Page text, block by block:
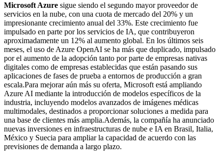
Microsoft Azure sigue siendo el segundo mayor proveedor de
servicios en la nube, con una cuota de mercado del 20% y un
impresionante crecimiento anual del 33%. Este crecimiento fue
impulsado en parte por los servicios de IA, que contribuyeron
aproximadamente un 12% al aumento global. En los últimos seis
meses, el uso de Azure OpenAI se ha más que duplicado, impulsado
por el aumento de la adopción tanto por parte de empresas nativas
digitales como de empresas establecidas que están pasando sus
aplicaciones de fases de prueba a entornos de producción a gran
escala.Para mejorar aún más su oferta, Microsoft está ampliando
Azure AI mediante la introducción de modelos específicos de la
industria, incluyendo modelos avanzados de imágenes médicas
multimodales, destinados a proporcionar soluciones a medida para
una base de clientes más amplia.Además, la compañía ha anunciado
nuevas inversiones en infraestructuras de nube e IA en Brasil, Italia,
México y Suecia para ampliar la capacidad de acuerdo con las
previsiones de demanda a largo plazo.